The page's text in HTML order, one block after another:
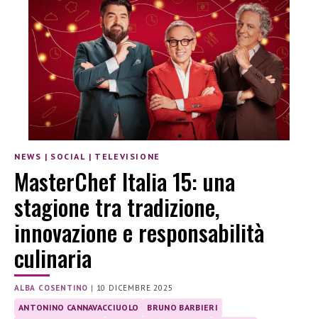
NEWS | SOCIAL | TELEVISIONE
MasterChef Italia 15: una
stagione tra tradizione,
innovazione e responsabilità
culinaria
ALBA COSENTINO | 10 DICEMBRE 2025
ANTONINO CANNAVACCIUOLO
BRUNO BARBIERI